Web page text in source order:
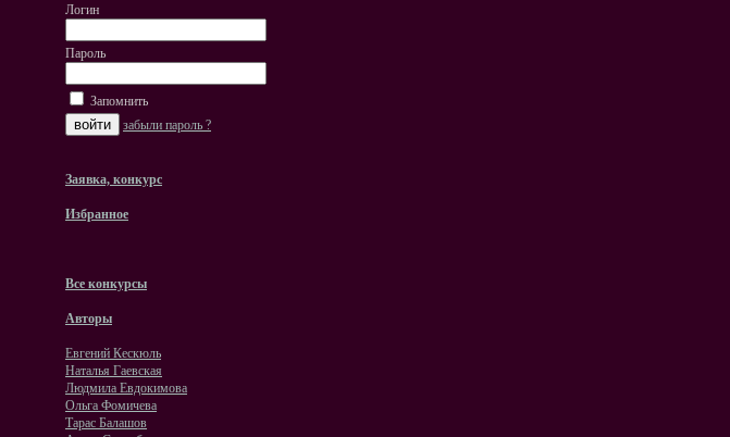
Логин
Пароль
Запомнить
забыли пароль ?
Заявка, конкурс
Избранное
Все конкурсы
Авторы
Евгений Кескюль
Наталья Гаевская
Людмила Евдокимова
Ольга Фомичева
Тарас Балашов